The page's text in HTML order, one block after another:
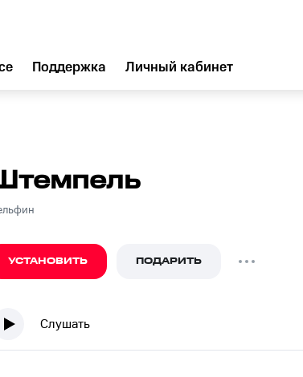
Поддержка Личный кабинет
УСТАНОВИТЬ ПОДАРИТЬ
Слушать